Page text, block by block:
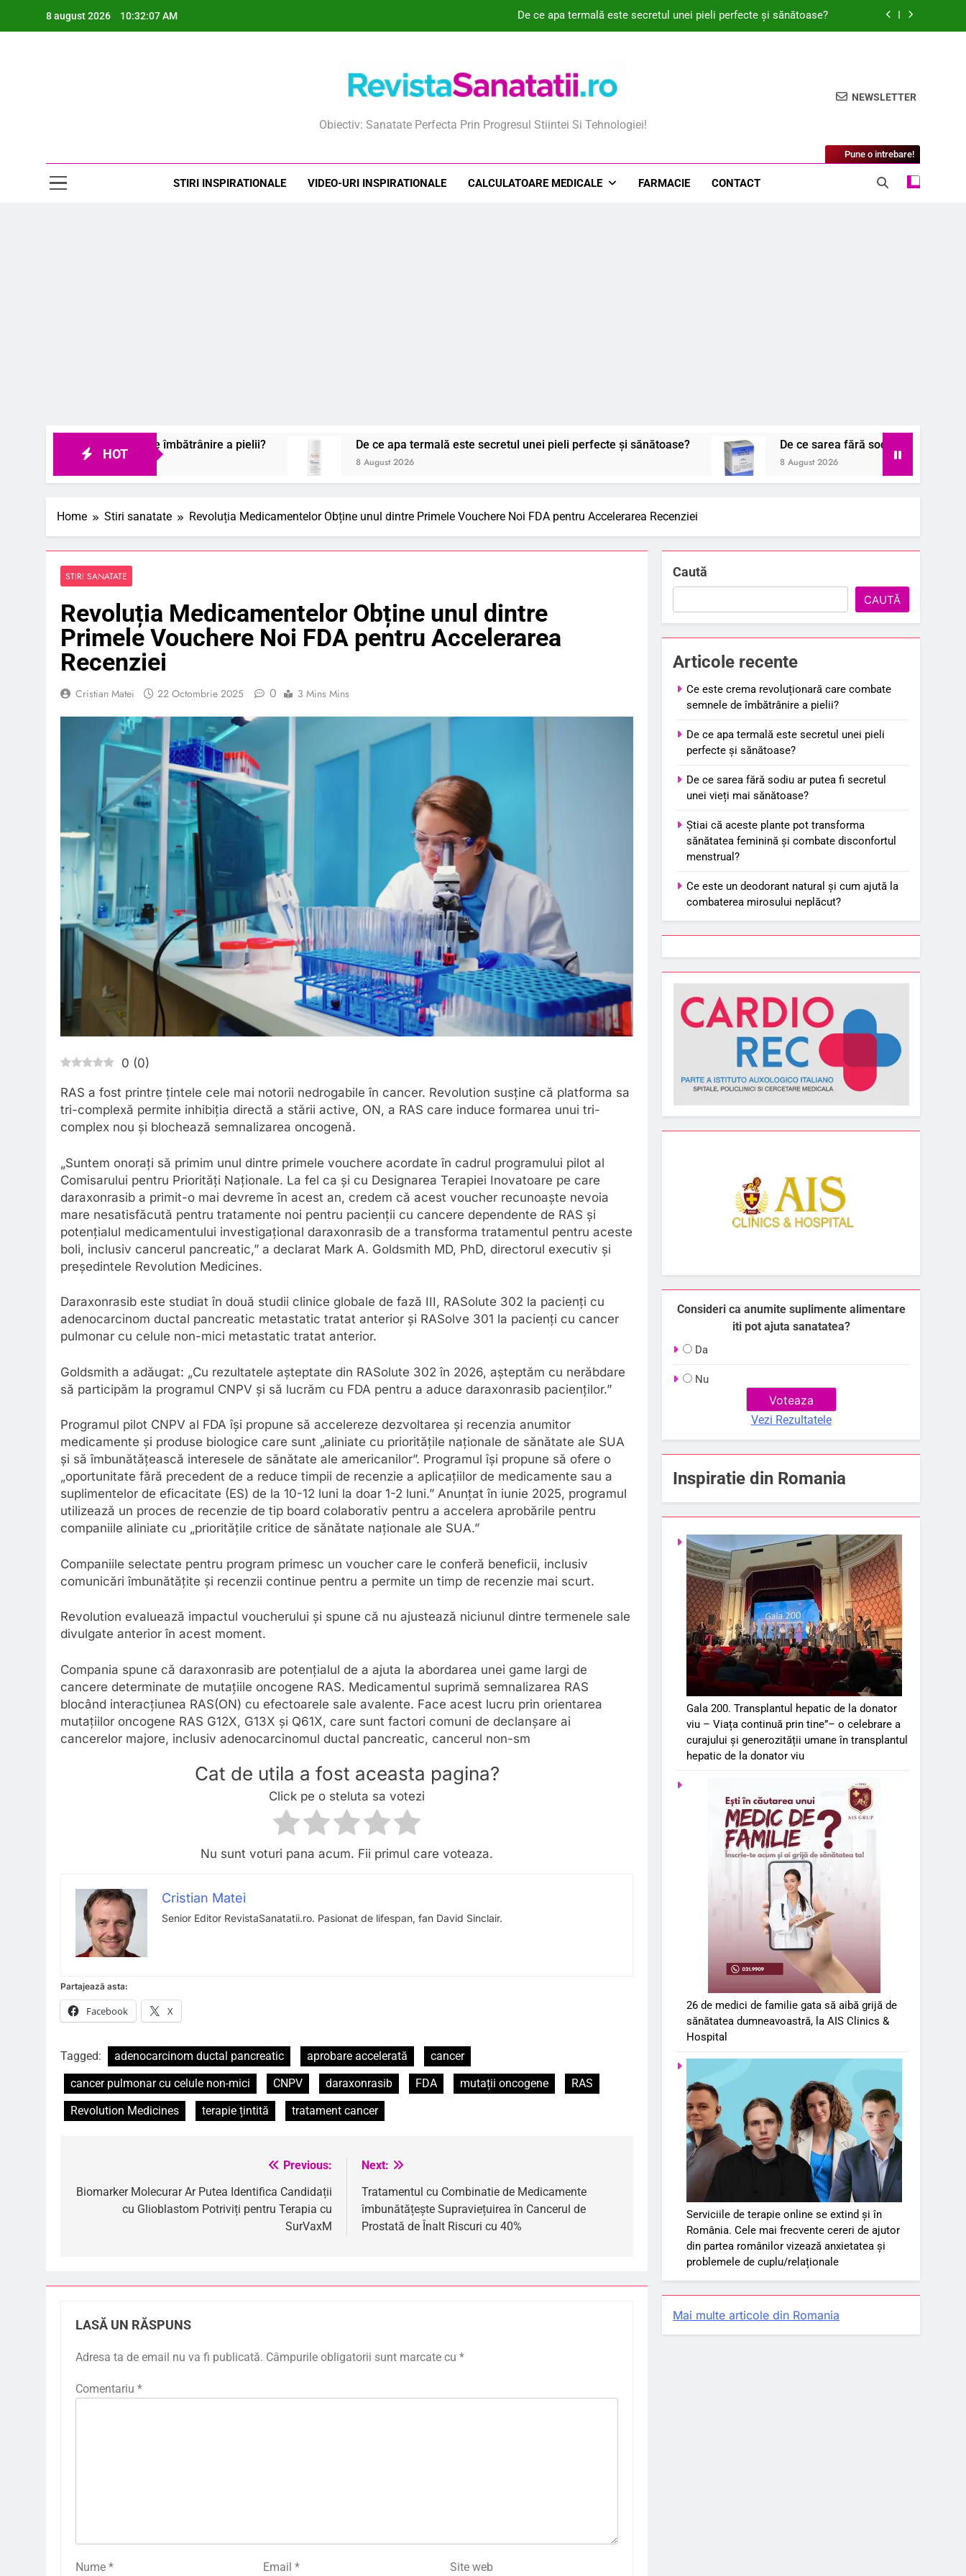
8 august 2026 10:32:08 AM De ce apa termală este secretul unei pieli perfecte și sănătoase?
Știai că aceste plante pot transforma sănătatea feminină și combate disconfortul menstrual?
Revista Sanatatii
Obiectiv: Sanatate Perfecta Prin Progresul Stiintei Si Tehnologiei!
NEWSLETTER
STIRI INSPIRATIONALE VIDEO-URI INSPIRATIONALE CALCULATOARE MEDICALE FARMACIE CONTACT
Pune o intrebare!
HOT
semnele de îmbătrânire a pielii? De ce apa termală este secretul unei pieli perfecte și sănătoase?
8 August 2026
De ce sarea fără sodiu ar putea fi secretul unei
8 August 2026
Home Stiri sanatate Revoluția Medicamentelor Obține unul dintre Primele Vouchere Noi FDA pentru Accelerarea Recenziei
STIRI SANATATE
Revoluția Medicamentelor Obține unul dintre
Primele Vouchere Noi FDA pentru Accelerarea
Recenziei
Cristian Matei 22 Octombrie 2025 0 3 Mins Mins
0 (0)
RAS a fost printre țintele cele mai notorii nedrogabile în cancer. Revolution susține că platforma sa
tri-complexă permite inhibiția directă a stării active, ON, a RAS care induce formarea unui tri-
complex nou și blochează semnalizarea oncogenă.
„Suntem onorați să primim unul dintre primele vouchere acordate în cadrul programului pilot al
Comisarului pentru Priorități Naționale. La fel ca și cu Designarea Terapiei Inovatoare pe care
daraxonrasib a primit-o mai devreme în acest an, credem că acest voucher recunoaște nevoia
mare nesatisfăcută pentru tratamente noi pentru pacienții cu cancere dependente de RAS și
potențialul medicamentului investigațional daraxonrasib de a transforma tratamentul pentru aceste
boli, inclusiv cancerul pancreatic,” a declarat Mark A. Goldsmith MD, PhD, directorul executiv și
președintele Revolution Medicines.
Daraxonrasib este studiat în două studii clinice globale de fază III, RASolute 302 la pacienți cu
adenocarcinom ductal pancreatic metastatic tratat anterior și RASolve 301 la pacienți cu cancer
pulmonar cu celule non-mici metastatic tratat anterior.
Goldsmith a adăugat: „Cu rezultatele așteptate din RASolute 302 în 2026, așteptăm cu nerăbdare
să participăm la programul CNPV și să lucrăm cu FDA pentru a aduce daraxonrasib pacienților.”
Programul pilot CNPV al FDA își propune să accelereze dezvoltarea și recenzia anumitor
medicamente și produse biologice care sunt „aliniate cu prioritățile naționale de sănătate ale SUA
și să îmbunătățească interesele de sănătate ale americanilor”. Programul își propune să ofere o
„oportunitate fără precedent de a reduce timpii de recenzie a aplicațiilor de medicamente sau a
suplimentelor de eficacitate (ES) de la 10-12 luni la doar 1-2 luni.” Anunțat în iunie 2025, programul
utilizează un proces de recenzie de tip board colaborativ pentru a accelera aprobările pentru
companiile aliniate cu „prioritățile critice de sănătate naționale ale SUA.”
Companiile selectate pentru program primesc un voucher care le conferă beneficii, inclusiv
comunicări îmbunătățite și recenzii continue pentru a permite un timp de recenzie mai scurt.
Revolution evaluează impactul voucherului și spune că nu ajustează niciunul dintre termenele sale
divulgate anterior în acest moment.
Compania spune că daraxonrasib are potențialul de a ajuta la abordarea unei game largi de
cancere determinate de mutațiile oncogene RAS. Medicamentul suprimă semnalizarea RAS
blocând interacțiunea RAS(ON) cu efectoarele sale avalente. Face acest lucru prin orientarea
mutațiilor oncogene RAS G12X, G13X și Q61X, care sunt factori comuni de declanșare ai
cancerelor majore, inclusiv adenocarcinomul ductal pancreatic, cancerul non-sm
Cat de utila a fost aceasta pagina?
Click pe o steluta sa votezi
Nu sunt voturi pana acum. Fii primul care voteaza.
Cristian Matei
Senior Editor RevistaSanatatii.ro. Pasionat de lifespan, fan David Sinclair.
Partajează asta:
Facebook X
Tagged: adenocarcinom ductal pancreatic aprobare accelerată
cancer
cancer pulmonar cu celule non-mici
CNPV daraxonrasib FDA mutații oncogene
RAS
Revolution Medicines
terapie țintită tratament cancer
în
Previous:
Biomarker Molecurar Ar Putea Identifica Candidații
cu Glioblastom Potriviți pentru Terapia cu
SurVaxM
Next:
Tratamentul cu Combinatie de Medicamente
îmbunătățește Supraviețuirea în Cancerul de
Prostată de Înalt Riscuri cu 40%
LASĂ UN RĂSPUNS
Adresa ta de email nu va fi publicată. Câmpurile obligatorii sunt marcate cu *
Comentariu *
Nume * Email * Site web
Caută
CAUTĂ
Articole recente
Ce este crema revoluționară care combate
semnele de îmbătrânire a pielii?
De ce apa termală este secretul unei pieli
perfecte și sănătoase?
De ce sarea fără sodiu ar putea fi secretul
unei vieți mai sănătoase?
Știai că aceste plante pot transforma
sănătatea feminină și combate disconfortul
menstrual?
Ce este un deodorant natural și cum ajută la
combaterea mirosului neplăcut?
Consideri ca anumite suplimente alimentare
iti pot ajuta sanatatea?
Da
Nu
Vezi Rezultatele
Inspiratie din Romania
Gala 200. Transplantul hepatic de la donator
viu – Viața continuă prin tine”– o celebrare a
curajului și generozității umane în transplantul
hepatic de la donator viu
26 de medici de familie gata să aibă grijă de
sănătatea dumneavoastră, la AIS Clinics &
Hospital
Serviciile de terapie online se extind și în
România. Cele mai frecvente cereri de ajutor
din partea românilor vizează anxietatea și
problemele de cuplu/relaționale
Mai multe articole din Romania